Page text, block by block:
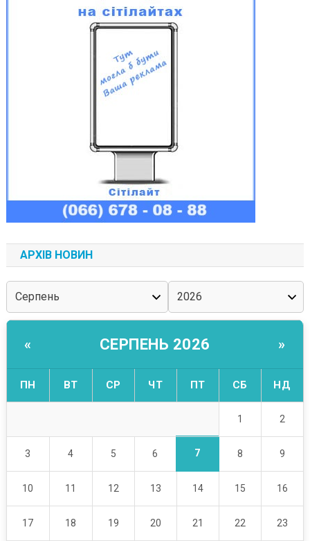
АРХІВ НОВИН
« СЕРПЕНЬ 2026 »
ПН ВТ СР ЧТ ПТ СБ НД
1 2
3 4 5 6 7 8 9
10 11 12 13 14 15 16
17 18 19 20 21 22 23